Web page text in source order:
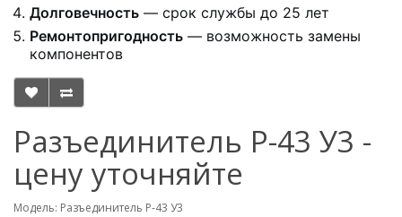
Долговечность — срок службы до 25 лет
Ремонтопригодность — возможность замены
компонентов
Разъединитель Р-43 У3 -
цену уточняйте
Модель: Разъединитель Р-43 У3